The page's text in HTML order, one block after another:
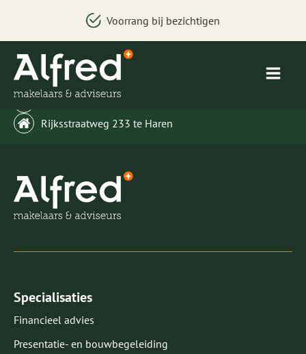
Voorrang bij bezichtigen
Rijksstraatweg 233 te Haren
Specialisaties
Financieel advies
Presentatie- en bouwbegeleiding